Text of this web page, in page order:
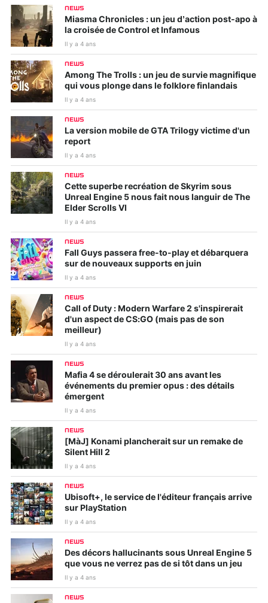
NEWS
Miasma Chronicles : un jeu d’action post-apo à
la croisée de Control et Infamous
Il y a 4 ans
NEWS
Among The Trolls : un jeu de survie magnifique
qui vous plonge dans le folklore finlandais
Il y a 4 ans
NEWS
La version mobile de GTA Trilogy victime d'un
report
Il y a 4 ans
NEWS
Cette superbe recréation de Skyrim sous
Unreal Engine 5 nous fait nous languir de The
Elder Scrolls VI
Il y a 4 ans
NEWS
Fall Guys passera free-to-play et débarquera
sur de nouveaux supports en juin
Il y a 4 ans
NEWS
Call of Duty : Modern Warfare 2 s'inspirerait
d'un aspect de CS:GO (mais pas de son
meilleur)
Il y a 4 ans
NEWS
Mafia 4 se déroulerait 30 ans avant les
événements du premier opus : des détails
émergent
Il y a 4 ans
NEWS
[MàJ] Konami plancherait sur un remake de
Silent Hill 2
Il y a 4 ans
NEWS
Ubisoft+, le service de l'éditeur français arrive
sur PlayStation
Il y a 4 ans
NEWS
Des décors hallucinants sous Unreal Engine 5
que vous ne verrez pas de si tôt dans un jeu
Il y a 4 ans
NEWS